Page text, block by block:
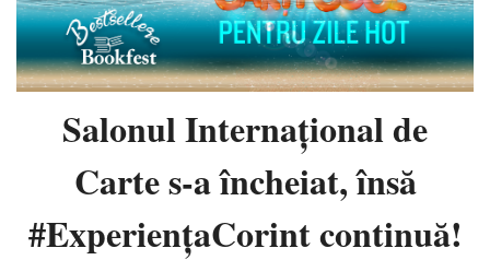
Salonul Internaţional de
Carte s-a încheiat, însă
#ExperiențaCorint continuă!